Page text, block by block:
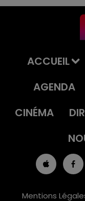
ACCUEIL
AGENDA
CINÉMA
Mentions